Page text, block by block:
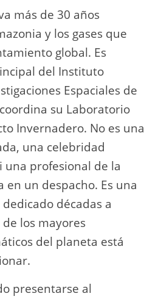
más de 30 años
y los gases que
global. Es
del Instituto
Espaciales de
su Laboratorio
Invernadero. No es una
una celebridad
una profesional de la
en un despacho. Es una
décadas a
los mayores
del planeta está
presentarse al